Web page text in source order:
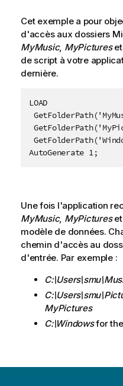
Cet exemple a pour
d'accès aux dossiers
MyMusic, MyPictureset
de script à votre
dernière.
LOAD
AutoGenerate 1;
Une fois l'application
MyMusic, MyPictureset
modèle de données.
chemin d'accès au
d'entrée. Par exemple :
MyPictures
C:\Windowsfor